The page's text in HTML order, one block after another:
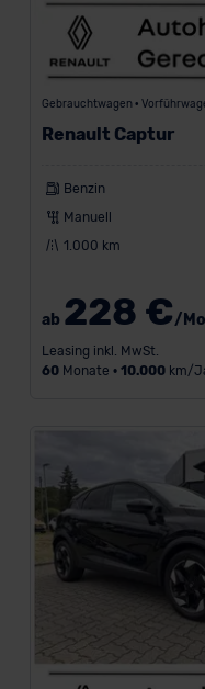
der EU erfolgt, erfolgt
Grundlage eines
Kommission (Art. 45
DSGVO) oder wenn
Datenschutzklauseln
unserem
Gebrauchtwagen •
Renault Captur
Benzin
Manuell
1.000 km
ab 228 €/
Leasing inkl. MwSt.
60Monate • 10.000km/